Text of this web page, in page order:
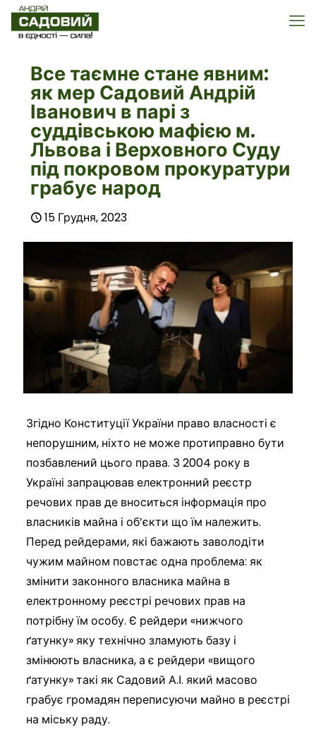
Все таємне стане явним:
як мер Садовий Андрій
Іванович в парі з
суддівською мафією м.
Львова і Верховного Суду
під покровом прокуратури
грабує народ
15 Грудня, 2023
Згідно Конституції України право власності є
непорушним, ніхто не може протиправно бути
позбавлений цього права. З 2004 року в
Україні запрацював електронний реєстр
речових прав де вноситься інформація про
власників майна і об’єкти що їм належить.
Перед рейдерами, які бажають заволодіти
чужим майном повстає одна проблема: як
змінити законного власника майна в
електронному реєстрі речових прав на
потрібну їм особу. Є рейдери «нижчого
ґатунку» яку технічно зламують базу і
змінюють власника, а є рейдери «вищого
ґатунку» такі як Садовий А.І. який масово
грабує громадян переписуючи майно в реєстрі
на міську раду.